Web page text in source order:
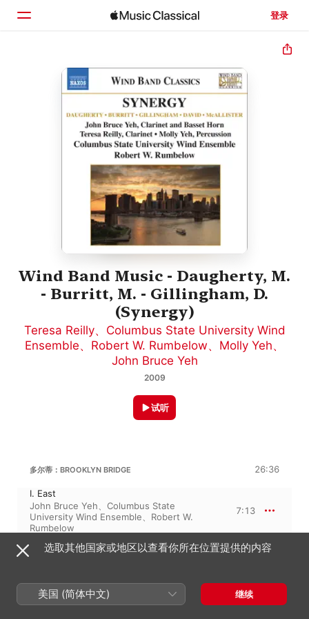
登录
主页
浏览
Wind Band Music - Daugherty, M.
- Burritt, M. - Gillingham, D.
(Synergy)
Teresa Reilly、 Columbus State University Wind
Ensemble、 Robert W. Rumbelow、 Molly Yeh、
John Bruce Yeh
2009
试听
多尔蒂：BROOKLYN BRIDGE 26:36
I. East
John Bruce Yeh、 Columbus State
University Wind Ensemble、 Robert W.
Rumbelow
7:13
John Bruce Yeh、Columbus State
8:42
III. West
John Bruce Yeh、Columbus State
University Wind Ensemble、Robert W.
3:19
选取其他国家或地区以查看你所在位置提供的内容
美国 (简体中文) 继续